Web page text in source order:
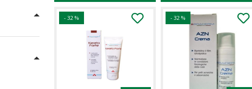
- 32 % - 32 %